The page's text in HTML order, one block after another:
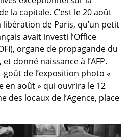
la capitale. C’est le 20 août
de Paris, qu’un petit
avait investi l’Office
organe de propagande du
donné naissance à l’AFP.
de l’exposition photo «
en août » qui ouvrira le 12
des locaux de l’Agence, place